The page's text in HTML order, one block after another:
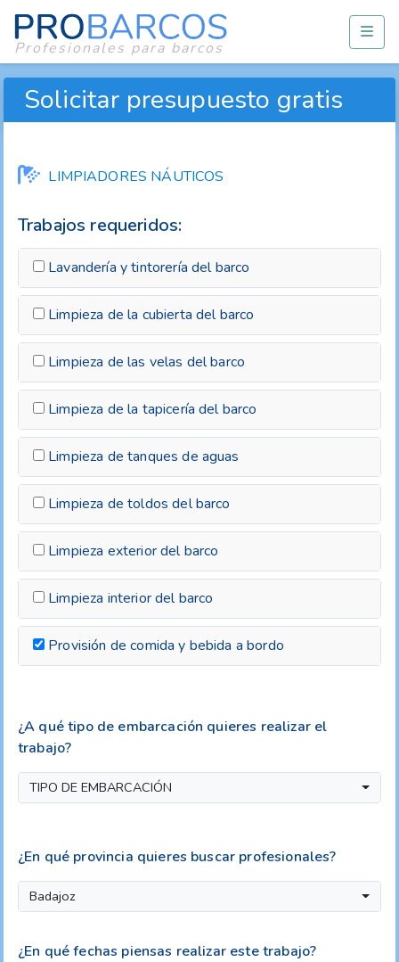
Profesionales para barcos
Solicitar presupuesto gratis
LIMPIADORES NÁUTICOS
Trabajos requeridos:
Lavandería y tintorería del barco
Limpieza de la cubierta del barco
Limpieza de las velas del barco
Limpieza de la tapicería del barco
Limpieza de tanques de aguas
Limpieza de toldos del barco
Limpieza exterior del barco
Limpieza interior del barco
Provisión de comida y bebida a bordo
¿A qué tipo de embarcación quieres realizar el
trabajo?
TIPO DE EMBARCACIÓN
¿En qué provincia quieres buscar profesionales?
Badajoz
¿En qué fechas piensas realizar este trabajo?